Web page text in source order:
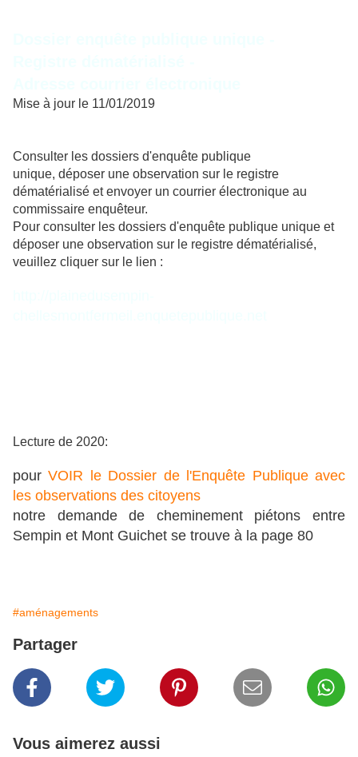
Mise à jour le 11/01/2019
Consulter les dossiers d'enquête publique
unique, déposer une observation sur le registre
dématérialisé et envoyer un courrier électronique au
commissaire enquêteur.
Pour consulter les dossiers d'enquête publique unique et
déposer une observation sur le registre dématérialisé,
veuillez cliquer sur le lien :
Lecture de 2020:
pourVOIR le Dossier de l'Enquête Publique avec
les observations des citoyens
notre demande de cheminement piétons entre
Sempin et Mont Guichet se trouve à la page 80
#aménagements
Partager
Vous aimerez aussi